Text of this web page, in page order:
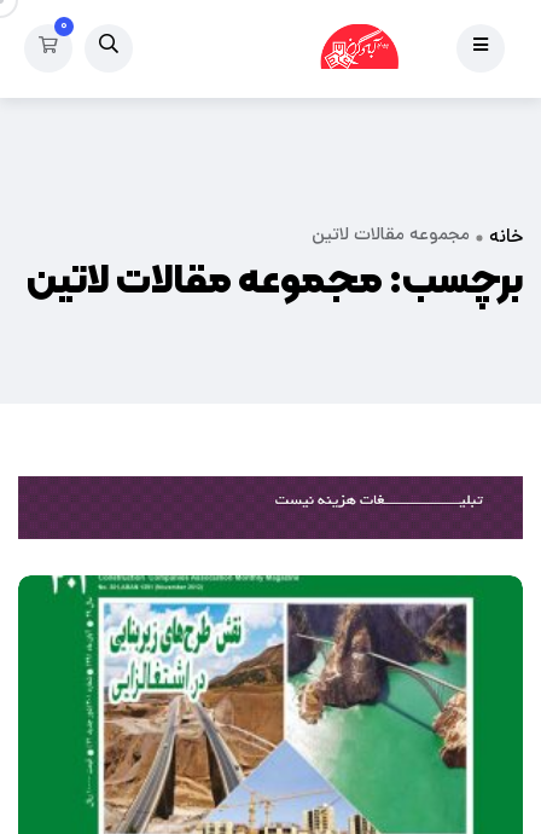
۰
خانه مجموعه مقالات لاتین
برچسب:مجموعه مقالات لاتین